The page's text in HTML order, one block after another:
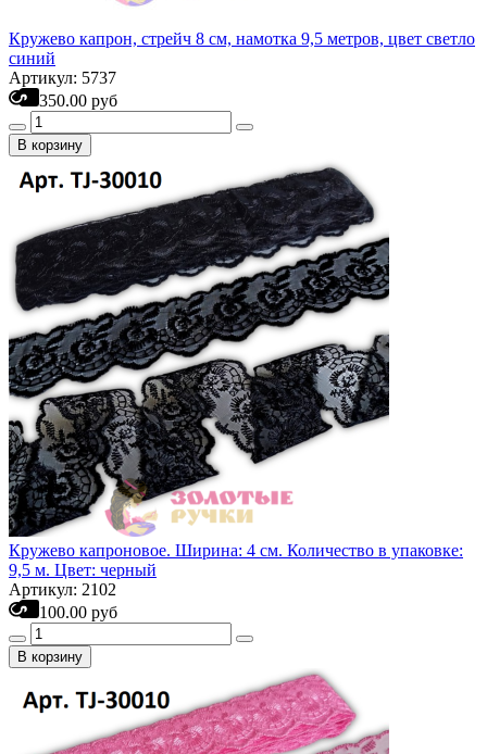
Кружево капрон, стрейч 8 см, намотка 9,5 метров, цвет светло
синий
Артикул: 5737
350.00 руб
В корзину
Кружево капроновое. Ширина: 4 см. Количество в упаковке:
9,5 м. Цвет: черный
Артикул: 2102
100.00 руб
В корзину